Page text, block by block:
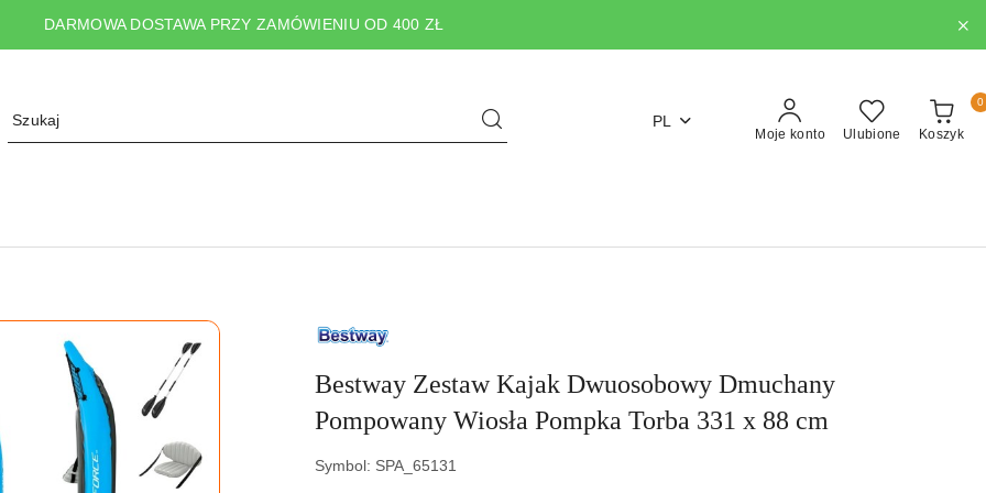
DARMOWA DOSTAWA PRZY ZAMÓWIENIU OD 400 ZŁ
PL
Moje konto Ulubione Koszyk
0
NAZWA
PRODUCENTA:
Bestway Zestaw Kajak Dwuosobowy Dmuchany
Pompowany Wiosła Pompka Torba 331 x 88 cm
Symbol: SPA_65131